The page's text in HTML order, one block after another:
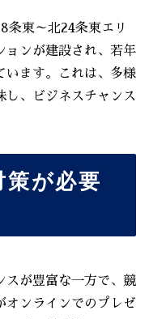
条東～北24条東エリ
ョンが建設され、若年
います。これは、多様
し、ビジネスチャンス
策が必要
スが豊富な一方で、競
オンラインでのプレゼ